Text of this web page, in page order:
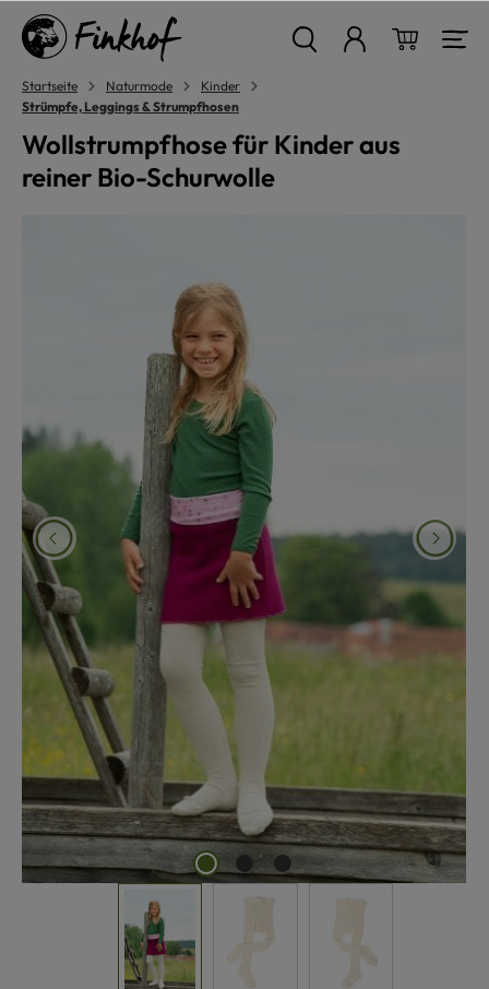
springen
Startseite Naturmode
Kinder
Strümpfe, Leggings & Strumpfhosen
Wollstrumpfhose für Kinder aus
reiner Bio-Schurwolle